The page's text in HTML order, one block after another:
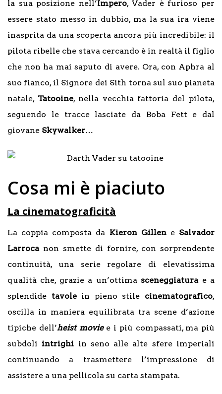
la sua posizione nell’Impero, Vader è furioso per
essere stato messo in dubbio, ma la sua ira viene
inasprita da una scoperta ancora più incredibile: il
pilota ribelle che stava cercando è in realtà il figlio
che non ha mai saputo di avere. Ora, con Aphra al
suo fianco, il Signore dei Sith torna sul suo pianeta
natale, Tatooine, nella vecchia fattoria del pilota,
seguendo le tracce lasciate da Boba Fett e dal
giovane Skywalker…
Cosa mi è piaciuto
La cinematograficità
La coppia composta da Kieron Gillene Salvador
Larrocanon smette di fornire, con sorprendente
continuità, una serie regolare di elevatissima
qualità che, grazie a un’ottimasceneggiaturae a
splendide tavolein pieno stile cinematografico,
oscilla in maniera equilibrata tra scene d’azione
tipiche dell’heist moviee i più compassati, ma più
subdoli intrighi in seno alle alte sfere imperiali
continuando a trasmettere l’impressione di
assistere a una pellicola su carta stampata.